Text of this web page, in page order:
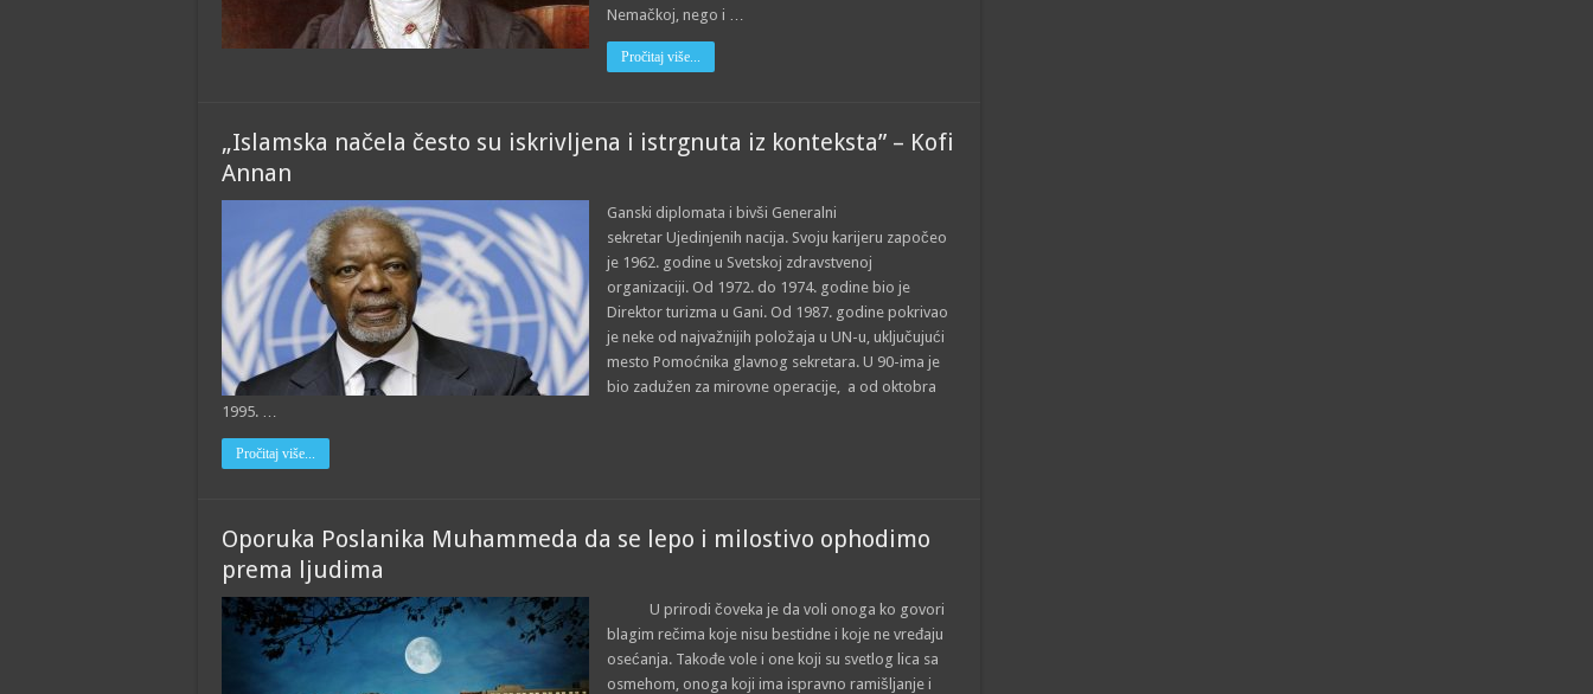
Nemačkoj, nego i …
Pročitaj više...
„Islamska načela često su iskrivljena i istrgnuta iz konteksta” – Kofi
Annan
Ganski diplomata i bivši Generalni
sekretar Ujedinjenih nacija. Svoju karijeru započeo
je 1962. godine u Svetskoj zdravstvenoj
organizaciji. Od 1972. do 1974. godine bio je
Direktor turizma u Gani. Od 1987. godine pokrivao
je neke od najvažnijih položaja u UN-u, uključujući
mesto Pomoćnika glavnog sekretara. U 90-ima je
bio zadužen za mirovne operacije, a od oktobra
1995. …
Pročitaj više...
Oporuka Poslanika Muhammeda da se lepo i milostivo ophodimo
prema ljudima
U prirodi čoveka je da voli onoga ko govori
blagim rečima koje nisu bestidne i koje ne vređaju
osećanja. Takođe vole i one koji su svetlog lica sa
osmehom, onoga koji ima ispravno ramišljanje i